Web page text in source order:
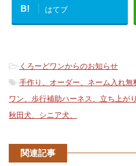
B! はてブ
- くろーどワンからのお知らせ
-手作り、オーダー、ネーム入れ
ワン、歩行補助ハーネス、立ち上が
秋田犬、シニア犬、
関連記事